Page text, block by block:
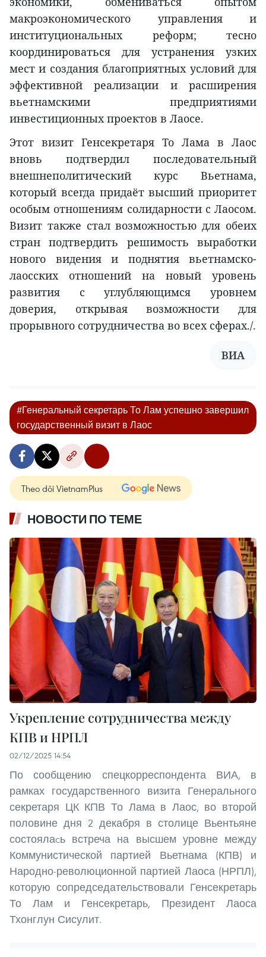
макроэкономического управления и
институциональных реформ; тесно
координироваться для устранения узких
мест и создания благоприятных условий для
эффективной реализации и расширения
вьетнамскими предприятиями
инвестиционных проектов в Лаосе.
Этот визит Генсекретаря То Лама в Лаос
вновь подтвердил последовательный
внешнеполитический курс Вьетнама,
который всегда придаёт высший приоритет
особым отношениям солидарности с Лаосом.
Визит также стал возможностью для обеих
стран подтвердить решимость выработки
нового видения и поднятия вьетнамско-
лаосских отношений на новый уровень
развития с углубляющимся уровнем
доверия, открывая возможности для
прорывного сотрудничества во всех сферах./.
ВИA
#Генеральный секретарь То Лам успешно завершил
государственный визит в Лаос
Theo dõi VietnamPlus
НОВОСТИ ПО ТЕМЕ
Укрепление сотрудничества между
КПВ и НРПЛ
02/12/2025 14:54
По сообщению спецкорреспондента ВИА, в
рамках государственного визита Генерального
секретаря ЦК КПВ То Лама в Лаос, во второй
половине дня 2 декабря в столице Вьентьяне
состоялаcь встреча на высшем уровне между
Коммунистической партией Вьетнама (КПВ) и
Народно-революционной партией Лаоса (НРПЛ),
которую сопредседательствовали Генсекретарь
То Лам и Генсекретарь, Президент Лаоса
Тхонглун Сисулит.